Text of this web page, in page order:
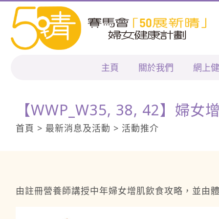
主頁 關於我們 網上
【WWP_W35, 38, 42】婦女
首頁 > 最新消息及活動 > 活動推介
由註冊營養師講授中年婦女增肌飲食攻略，並由